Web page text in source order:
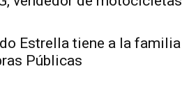
Estrella tiene a la familia
Públicas